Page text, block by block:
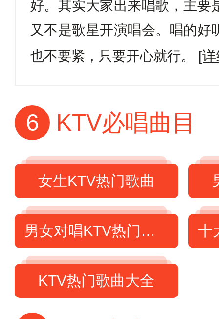
好。其实大家出来唱歌，主要
又不是歌星开演唱会。唱的好
也不要紧，只要开心就行。
[
6 KTV必唱曲目
女生KTV热门歌曲
男女对唱KTV热门歌曲
KTV热门歌曲大全